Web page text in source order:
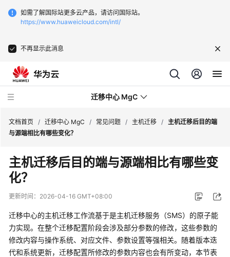
如需了解国际站更多云产品，请访问国际站。
https://www.huaweicloud.com/intl/
不再显示此消息
迁移中心 MgC
最
新
动
产
品
介
绍
文档首页 / 迁移中心 MgC / 常见问题 / 主机迁移 / 主机迁移后目的端
与源端相比有哪些变化？
主机迁移后目的端与源端相比有哪些变
化？
更新时间： 2026-04-16 GMT+08:00
迁移中心的主机迁移工作流基于是主机迁移服务（SMS）的原子能
力实现。在整个迁移配置阶段会涉及部分参数的修改，这些参数的
修改内容与操作系统、对应文件、参数设置等强相关。随着版本迭
代和系统更新，迁移配置所修改的参数内容也会有所变动，本节表